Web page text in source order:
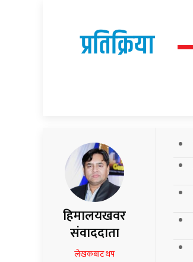
प्रतिक्रिया
हिमालयखवर
संवाददाता
लेखकबाट थप